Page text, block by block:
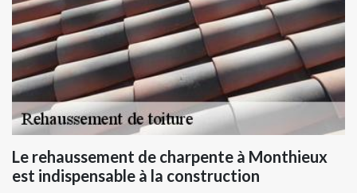
Le rehaussement de charpente à Monthieux
est indispensable à la construction